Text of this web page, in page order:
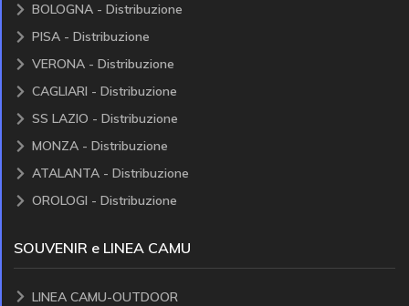
BOLOGNA - Distribuzione
PISA - Distribuzione
VERONA - Distribuzione
CAGLIARI - Distribuzione
SS LAZIO - Distribuzione
MONZA - Distribuzione
ATALANTA - Distribuzione
OROLOGI - Distribuzione
SOUVENIR e LINEA CAMU
LINEA CAMU-OUTDOOR